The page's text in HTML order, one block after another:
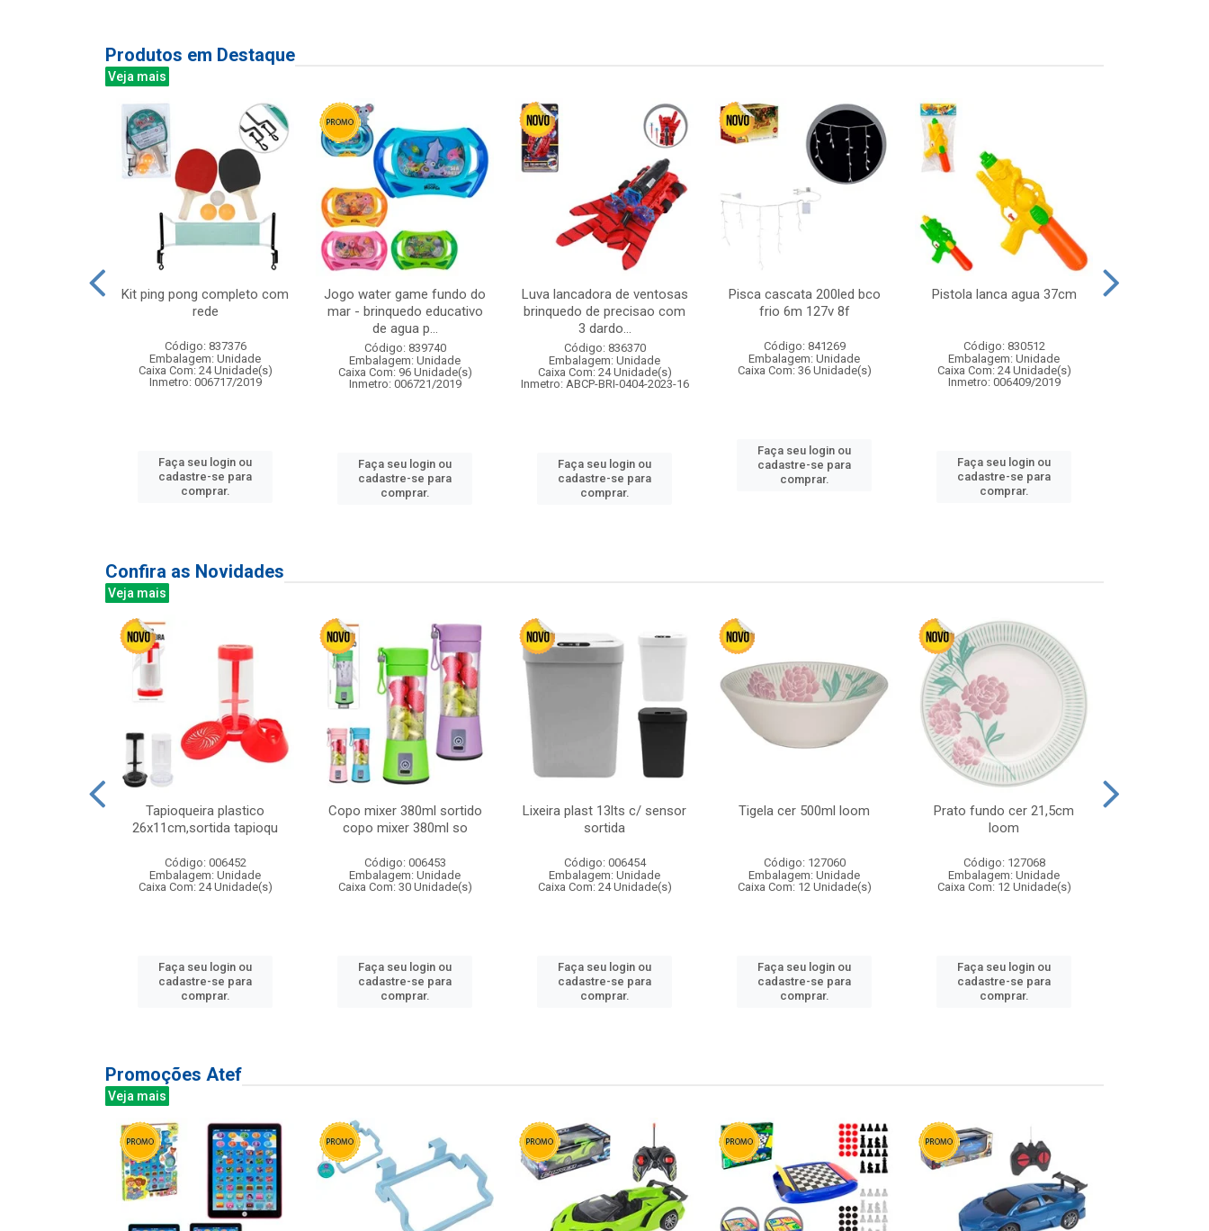
Produtos em Destaque
Veja mais
Kit ping pong completo com
rede
Código: 837376
Embalagem: Unidade
Caixa Com: 24 Unidade(s)
Inmetro: 006717/2019
Faça seu login ou
cadastre-se para
comprar.
Jogo water game fundo do
mar - brinquedo educativo
de agua p...
Código: 839740
Embalagem: Unidade
Caixa Com: 96 Unidade(s)
Inmetro: 006721/2019
Faça seu login ou
cadastre-se para
comprar.
Luva lancadora de ventosas
brinquedo de precisao com
3 dardo...
Código: 836370
Embalagem: Unidade
Caixa Com: 24 Unidade(s)
Inmetro: ABCP-BRI-0404-2023-16
Faça seu login ou
cadastre-se para
comprar.
Pisca cascata 200led bco
frio 6m 127v 8f
Código: 841269
Embalagem: Unidade
Caixa Com: 36 Unidade(s)
Faça seu login ou
cadastre-se para
comprar.
Pistola lanca agua 37cm
Código: 830512
Embalagem: Unidade
Caixa Com: 24 Unidade(s)
Inmetro: 006409/2019
Faça seu login ou
cadastre-se para
comprar.
Confira as Novidades
Veja mais
Tapioqueira plastico
26x11cm,sortida tapioqu
Código: 006452
Embalagem: Unidade
Caixa Com: 24 Unidade(s)
Faça seu login ou
cadastre-se para
comprar.
Copo mixer 380ml sortido
copo mixer 380ml so
Código: 006453
Embalagem: Unidade
Caixa Com: 30 Unidade(s)
Faça seu login ou
cadastre-se para
comprar.
Lixeira plast 13lts c/ sensor
sortida
Código: 006454
Embalagem: Unidade
Caixa Com: 24 Unidade(s)
Faça seu login ou
cadastre-se para
comprar.
Tigela cer 500ml loom
Código: 127060
Embalagem: Unidade
Caixa Com: 12 Unidade(s)
Faça seu login ou
cadastre-se para
comprar.
Prato fundo cer 21,5cm
loom
Código: 127068
Embalagem: Unidade
Caixa Com: 12 Unidade(s)
Faça seu login ou
cadastre-se para
comprar.
Promoções Atef
Veja mais